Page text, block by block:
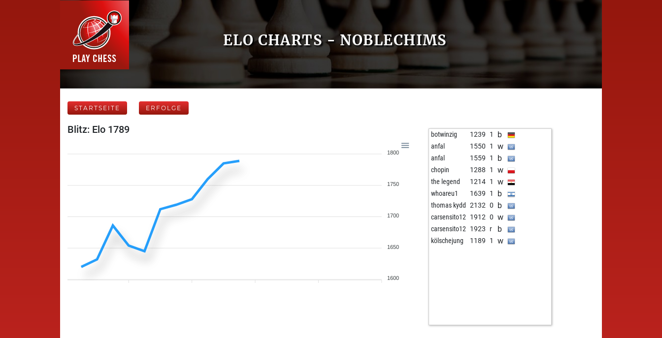
ELO CHARTS - NOBLECHIMS
STARTSEITE ERFOLGE
Blitz: Elo 1789
1800
1750
1700
1650
1600
botwinzig 1239 1 b
anfal 1550 1 w
anfal 1559 1 b
chopin 1288 1 w
the legend 1214 1 w
whoareu1 1639 1 b
thomas kydd 2132 0 b
carsensito12 1912 0 w
carsensito12 1923 r b
kölschejung 1189 1 w